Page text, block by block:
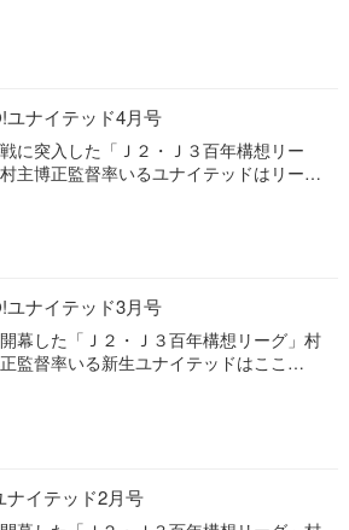
ナイテッド4月号
に突入した「Ｊ２・Ｊ３百年構想リー
主博正監督率いるユナイテッドはリー…
ナイテッド3月号
幕した「Ｊ２・Ｊ３百年構想リーグ」村
監督率いる新生ユナイテッドはここ…
イテッド2月号